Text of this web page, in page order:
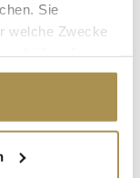
Sie
welche Zwecke
das Privacy
Lage